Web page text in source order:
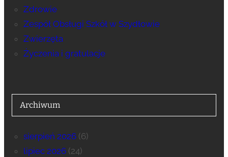
Zdrowie
Zespół Obsługi Szkół w Szydłowie
Zwierzęta
Życzenia i gratulacje
Archiwum
sierpień 2026(6)
lipiec 2026(24)